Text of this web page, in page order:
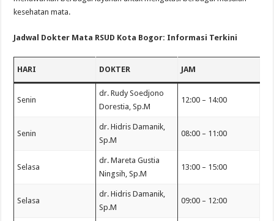
kesehatan mata.
Jadwal Dokter Mata RSUD Kota Bogor: Informasi Terkini
HARI DOKTER JAM
Senin
dr. Rudy Soedjono
Dorestia, Sp.M
12:00 – 14:00
Senin
dr. Hidris Damanik,
Sp.M
08:00 – 11:00
Selasa
dr. Mareta Gustia
Ningsih, Sp.M
13:00 – 15:00
Selasa
dr. Hidris Damanik,
Sp.M
09:00 – 12:00